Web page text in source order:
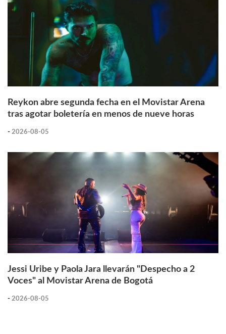
Reykon abre segunda fecha en el Movistar Arena
tras agotar boletería en menos de nueve horas
- 2026-08-05
Jessi Uribe y Paola Jara llevarán "Despecho a 2
Voces" al Movistar Arena de Bogotá
- 2026-08-05